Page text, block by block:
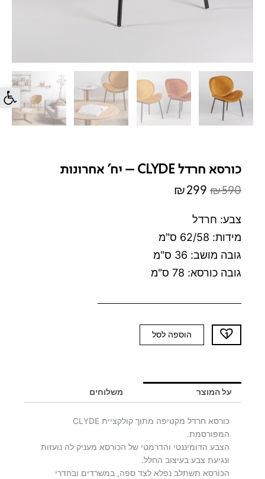
פתח
כורסא חרדל CLYDE – יח' אחרונות
₪590
המקורי
היה:
₪590.
₪299
₪299.
צבע: חרדל
מידות: 62/58 ס"מ
גובה מושב: 36 ס"מ
גובה כורסא: 78 ס"מ
כמות
של
CLYDE
אחרונות
הוספה לסל
על המוצר משלוחים
כורסא חרדל מקטיפה מתוך קולקציית CLYDE
המפורסמת.
הצבע הדומיננטי והדרמטי של הכורסא מעניק לה נועזות
ונגיעת צבע בעיצוב החלל.
הכורסא תשתלב נפלא לצד ספה, במשרדים ובחדרי